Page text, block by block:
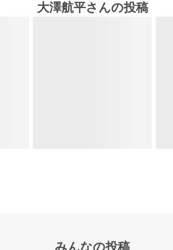
大澤航平さんの投稿
みんなの投稿